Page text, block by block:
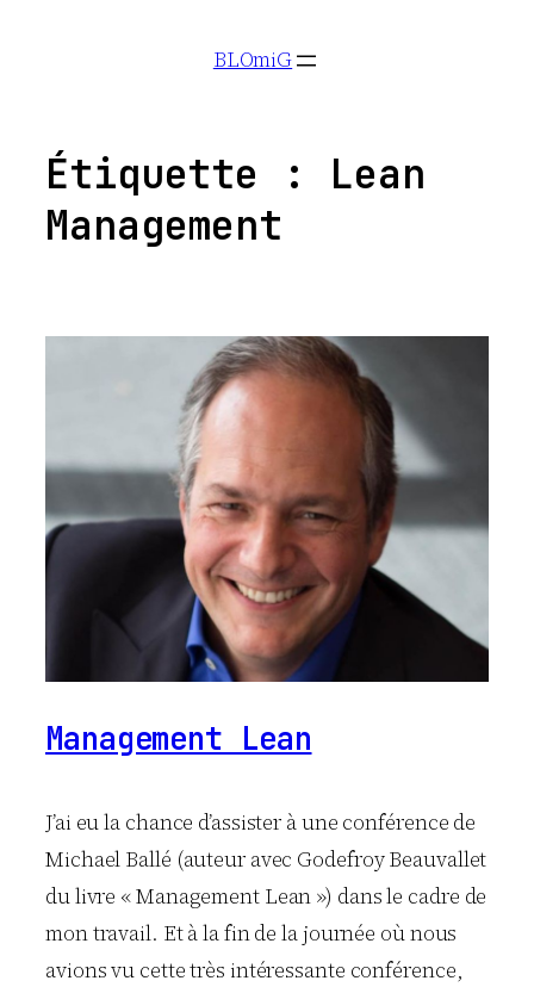
BLOmiG
Étiquette : Lean
Management
Management Lean
J’ai eu la chance d’assister à une conférence de
Michael Ballé (auteur avec Godefroy Beauvallet
du livre « Management Lean ») dans le cadre de
mon travail. Et à la fin de la journée où nous
avions vu cette très intéressante conférence,